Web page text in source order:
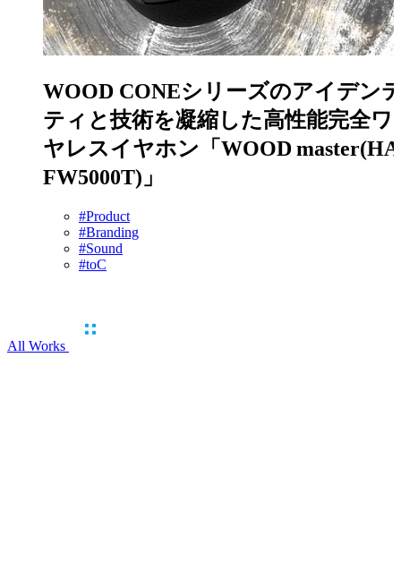
WOOD CONEシリーズのアイデン
ティと技術を凝縮した高性能完全ワ
ヤレスイヤホン 「WOOD
FW5000T)」
#Product
#Branding
#Sound
#toC
All Works